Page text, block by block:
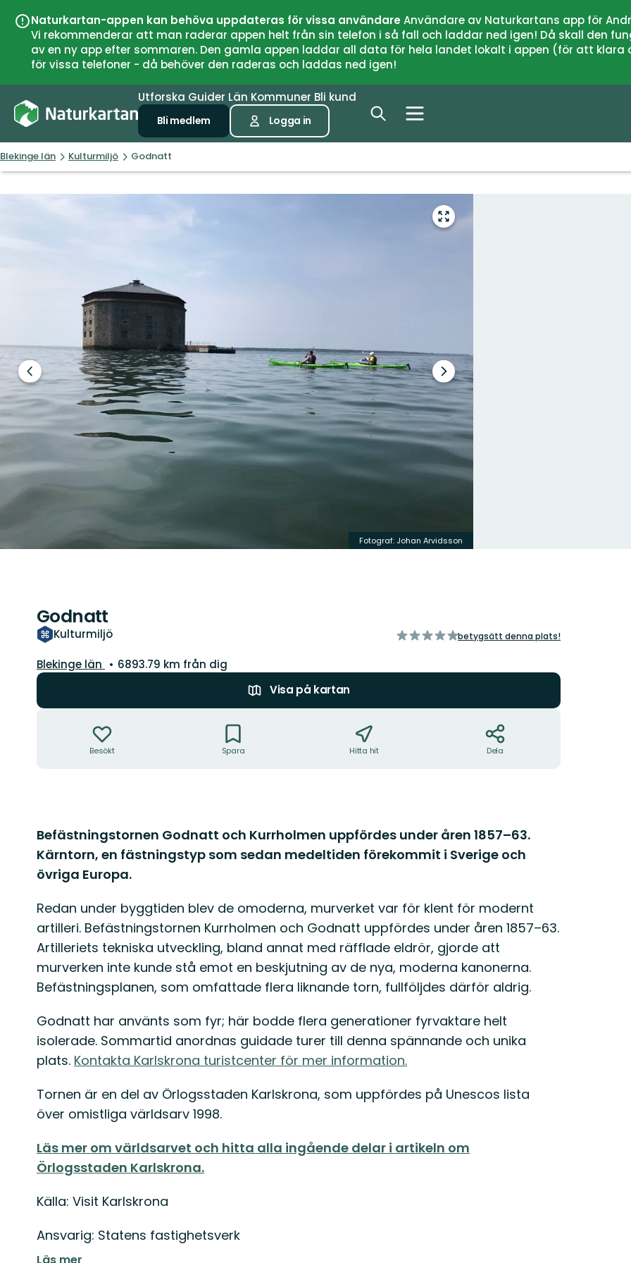
Naturkartan-appen kan behöva uppdateras för vissa användareAnvändare av Naturkartans app för
Vi rekommenderar att man raderar appen helt från sin telefon i så fall och laddar ned igen! Då skall den
av en ny app efter sommaren. Den gamla appen laddar all data för hela landet lokalt i appen (för att
för vissa telefoner - då behöver den raderas och laddas ned igen!
Utforska Guider Län Kommuner Bli kund
Bli medlem Logga in
Blekinge län Kulturmiljö Godnatt
Gå
till
Föregående
bild
Nästa
bildspel
Fotograf: Johan Arvidsson
Godnatt
Kulturmiljö
av
betygsätt denna plats!
Län:
Blekinge län
6893.79 km från dig
Visa på kartan
Besökt Spara Hitta hit Dela
Beskrivning
Befästningstornen Godnatt och Kurrholmen uppfördes under åren 1857–63.
Kärntorn, en fästningstyp som sedan medeltiden förekommit i Sverige och
övriga Europa.
Redan under byggtiden blev de omoderna, murverket var för klent för modernt
artilleri. Befästningstornen Kurrholmen och Godnatt uppfördes under åren 1857–63.
Artilleriets tekniska utveckling, bland annat med räfflade eldrör, gjorde att
murverken inte kunde stå emot en beskjutning av de nya, moderna kanonerna.
Befästningsplanen, som omfattade flera liknande torn, fullföljdes därför aldrig.
Godnatt har använts som fyr; här bodde flera generationer fyrvaktare helt
isolerade. Sommartid anordnas guidade turer till denna spännande och unika
plats. Kontakta Karlskrona turistcenter för mer information.
Tornen är en del av Örlogsstaden Karlskrona, som uppfördes på Unescos lista
över omistliga världsarv 1998.
Läs mer om världsarvet och hitta alla ingående delar i artikeln om
Örlogsstaden Karlskrona.
Källa: Visit Karlskrona
Ansvarig: Statens fastighetsverk
Läs mer